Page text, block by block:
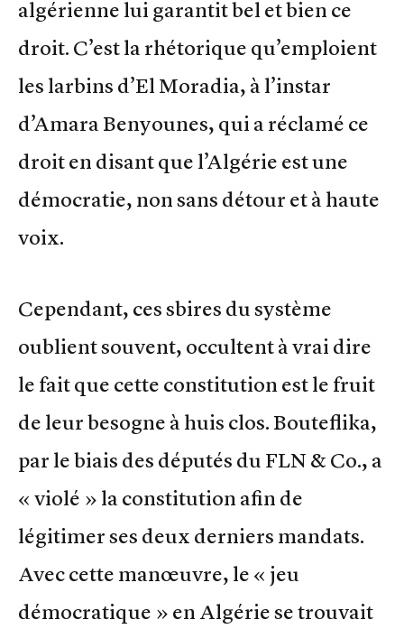
algérienne lui garantit bel et bien ce
droit. C’est la rhétorique qu’emploient
les larbins d’El Moradia, à l’instar
d’Amara Benyounes, qui a réclamé ce
droit en disant que l’Algérie est une
démocratie, non sans détour et à haute
voix.
Cependant, ces sbires du système
oublient souvent, occultent à vrai dire
le fait que cette constitution est le fruit
de leur besogne à huis clos. Bouteflika,
par le biais des députés du FLN & Co., a
« violé » la constitution afin de
légitimer ses deux derniers mandats.
Avec cette manœuvre, le « jeu
démocratique » en Algérie se trouvait